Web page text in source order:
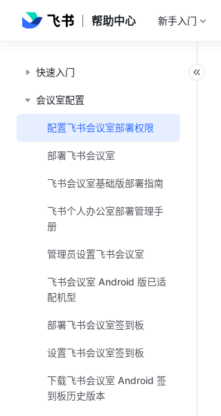
帮助中心 新手入门
快速入门
会议室配置
配置飞书会议室部署权限
部署飞书会议室
飞书会议室基础版部署指南
飞书个人办公室部署管理手
册
管理员设置飞书会议室
飞书会议室 Android 版已适
配机型
部署飞书会议室签到板
设置飞书会议室签到板
下载飞书会议室 Android 签
到板历史版本